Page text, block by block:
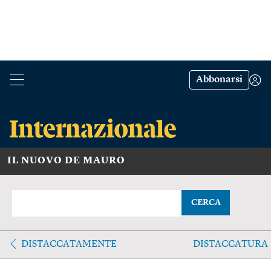
Abbonarsi
IL NUOVO DE MAURO
CERCA
DISTACCATAMENTE DISTACCATURA